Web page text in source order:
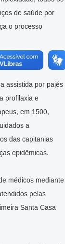
de saúde por
o processo
assistida por pajés
profilaxia e
em 1500,
a
das capitanias
epidêmicas.
médicos mediante
pelas
Santa Casa